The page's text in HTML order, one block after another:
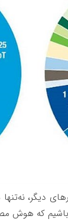
دیگر،
باشیم که هوش